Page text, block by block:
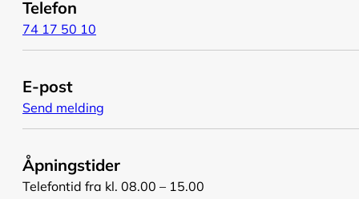
Åpningstider
Telefontid fra kl. 08.00 – 15.00
Telefon
74 17 50 10
E-post
Send melding